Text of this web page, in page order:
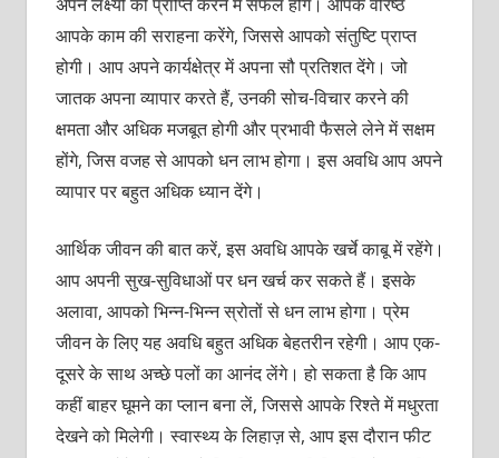
आपके काम की सराहना करेंगे, जिससे आपको संतुष्टि प्राप्त
होगी। आप अपने कार्यक्षेत्र में अपना सौ प्रतिशत देंगे। जो
जातक अपना व्यापार करते हैं, उनकी सोच-विचार करने की
क्षमता और अधिक मजबूत होगी और प्रभावी फैसले लेने में सक्षम
होंगे, जिस वजह से आपको धन लाभ होगा। इस अवधि आप अपने
व्यापार पर बहुत अधिक ध्यान देंगे।
आर्थिक जीवन की बात करें, इस अवधि आपके खर्चे काबू में रहेंगे।
आप अपनी सुख-सुविधाओं पर धन खर्च कर सकते हैं। इसके
अलावा, आपको भिन्न-भिन्न स्रोतों से धन लाभ होगा। प्रेम
जीवन के लिए यह अवधि बहुत अधिक बेहतरीन रहेगी। आप एक-
दूसरे के साथ अच्छे पलों का आनंद लेंगे। हो सकता है कि आप
कहीं बाहर घूमने का प्लान बना लें, जिससे आपके रिश्ते में मधुरता
देखने को मिलेगी। स्वास्थ्य के लिहाज़ से, आप इस दौरान फीट